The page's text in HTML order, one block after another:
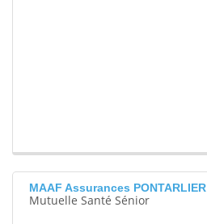
MAAF Assurances PONTARLIER
Mutuelle Santé Sénior